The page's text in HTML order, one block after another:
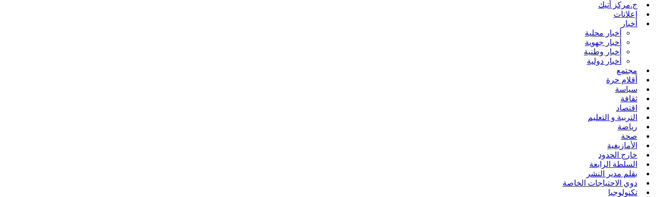
ج.مركز أتيك
إعلانات
أخبار
أخبار محلية
أخبار جهوية
أخبار وطنية
أخبار دولية
مجتمع
أقلام حرة
سياسة
ثقافة
اقتصاد
التربية و التعليم
رياضة
صحة
الأمازيغية
خارج الحدود
السلطة الرابعة
بقلم مدير النشر
دوي الاحتياجات الخاصة
تكنولوجيا